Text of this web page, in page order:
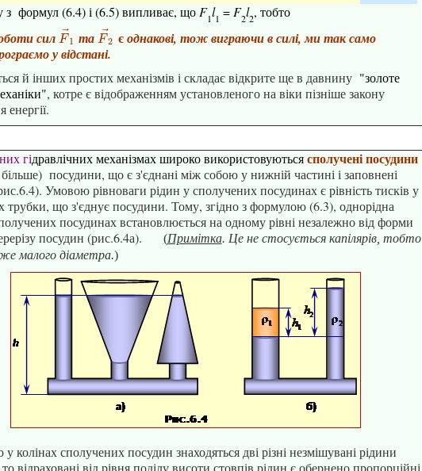
формул (6.4) і (6.5) випливає, що F1l1 = F2l2, тобто
сил F ⃗1
F→ 1
та F⃗
2
F→ 2
єоднакові, тож виграючи в силі, ми так само
у відстані.
й інших простих механізмів і складає відкрите ще в давнину "золоте
, котре є відображенням установленого на віки пізніше закону
енергії.
гідравлічних механізмах широко використовуютьсясполучені посудини
посудини, що є з'єднані між собою у нижній частині і заповнені
Умовою рівноваги рідин у сполучених посудинах є рівність тисків у
трубки, що з'єднує посудини. Тому, згідно з формулою (6.3), однорідна
посудинах встановлюється на одному рівні незалежно від форми
посудин (рис.6.4а).
(Примітка. Це не стосується капілярів, тобто
малого діаметра.)
колінах сполучених посудин знаходяться дві різнінезмішуванірідини
відраховані від рівня поділу висоти стовпів рідин є обернено пропорційні